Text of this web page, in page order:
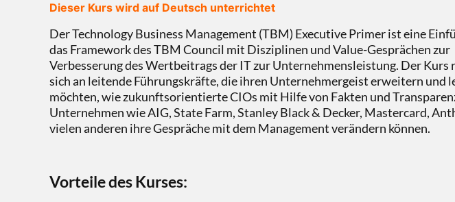
Dieser Kurs wird auf Deutsch unterrichtet
Der Technology Business Management (TBM) Executive Primer ist eine
das Framework des TBM Council mit Disziplinen und Value-Gesprächen zur
Verbesserung des Wertbeitrags der IT zur Unternehmensleistung. Der Kurs
sich an leitende Führungskräfte, die ihren Unternehmergeist erweitern und
möchten, wie zukunftsorientierte CIOs mit Hilfe von Fakten und
Unternehmen wie AIG, State Farm, Stanley Black & Decker, Mastercard,
vielen anderen ihre Gespräche mit dem Management verändern können.
Vorteile des Kurses: